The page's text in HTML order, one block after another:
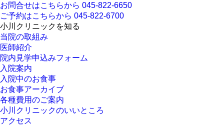
お問合せはこちらから 045-822-6650
ご予約はこちらから 045-822-6700
小川クリニックを知る
当院の取組み
医師紹介
院内見学申込みフォーム
入院案内
入院中のお食事
お食事アーカイブ
各種費用のご案内
小川クリニックのいいところ
アクセス